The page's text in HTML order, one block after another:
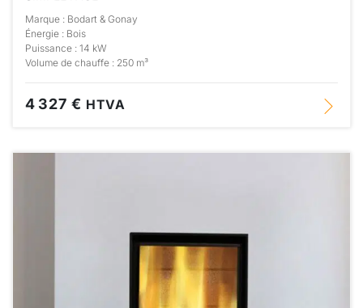
Marque : Bodart & Gonay
Énergie : Bois
Puissance : 14 kW
Volume de chauffe : 250 m³
4 327 € HTVA